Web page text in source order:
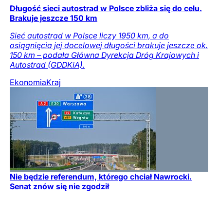
Długość sieci autostrad w Polsce zbliża się do celu.
Brakuje jeszcze 150 km
Sieć autostrad w Polsce liczy 1950 km, a do
osiągnięcia jej docelowej długości brakuje jeszcze ok.
150 km – podała Główna Dyrekcja Dróg Krajowych i
Autostrad (GDDKiA).
EkonomiaKraj
Nie będzie referendum, którego chciał Nawrocki.
Senat znów się nie zgodził